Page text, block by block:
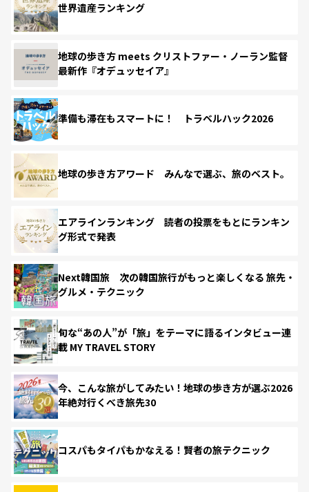
世界遺産ランキング
地球の歩き方 meets クリストファー・ノーラン監督
最新作『オデュッセイア』
準備も滞在もスマートに！ トラベルハック2026
地球の歩き方アワード みんなで選ぶ、旅のベスト。
エアラインランキング 読者の投票をもとにランキン
グ形式で発表
Next韓国旅 次の韓国旅行がもっと楽しくなる 旅先・
グルメ・テクニック
旬な“あの人”が「旅」をテーマに語るインタビュー連
載 MY TRAVEL STORY
今、こんな旅がしてみたい！地球の歩き方が選ぶ2026
年絶対行くべき旅先30
コスパもタイパもかなえる！賢者の旅テクニック